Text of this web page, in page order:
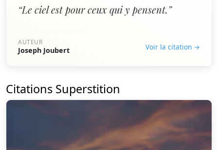
“Le ciel est pour ceux qui y pensent.”
AUTEUR
Joseph Joubert Voir la citation →
Citations Superstition